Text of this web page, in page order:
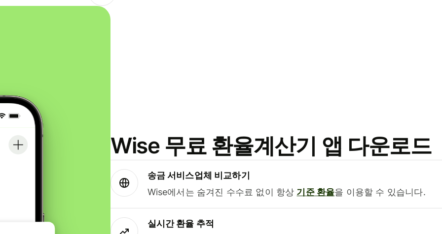
Wise 무료 환율계산기 앱 다운로드
송금 서비스업체 비교하기
Wise에서는 숨겨진 수수료 없이 항상 기준 환율을 이용할 수 있습니다.
실시간 환율 추적